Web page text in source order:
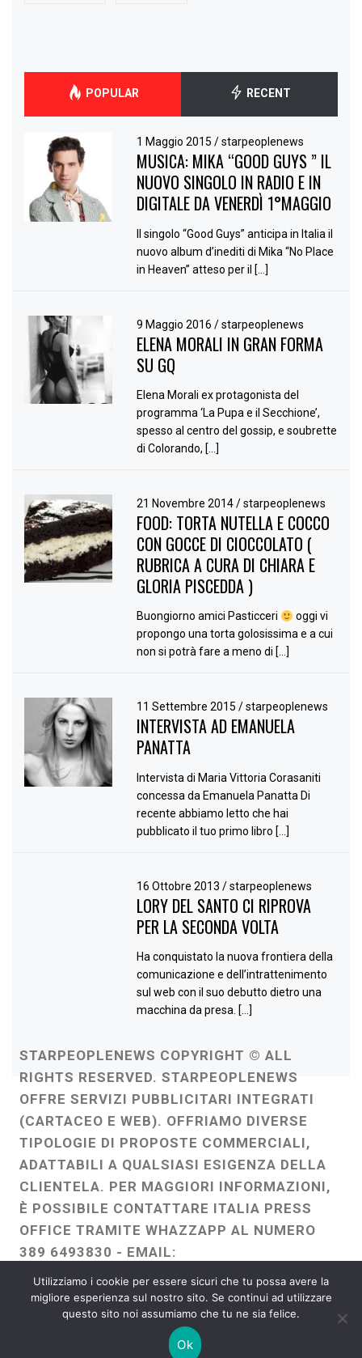
POPULAR RECENT
1 Maggio 2015/ starpeoplenews
MUSICA: MIKA “GOOD GUYS ” IL
NUOVO SINGOLO IN RADIO E IN
DIGITALE DA VENERDÌ 1°MAGGIO
Il singolo “Good Guys” anticipa in Italia il
nuovo album d’inediti di Mika “No Place
in Heaven” atteso per il […]
9 Maggio 2016/ starpeoplenews
ELENA MORALI IN GRAN FORMA
SU GQ
Elena Morali ex protagonista del
programma ‘La Pupa e il Secchione’,
spesso al centro del gossip, e soubrette
di Colorando, […]
21 Novembre 2014/ starpeoplenews
FOOD: TORTA NUTELLA E COCCO
CON GOCCE DI CIOCCOLATO (
RUBRICA A CURA DI CHIARA E
GLORIA PISCEDDA )
Buongiorno amici Pasticceri
oggi vi
propongo una torta golosissima e a cui
non si potrà fare a meno di […]
11 Settembre 2015/ starpeoplenews
INTERVISTA AD EMANUELA
PANATTA
Intervista di Maria Vittoria Corasaniti
concessa da Emanuela Panatta Di
recente abbiamo letto che hai
pubblicato il tuo primo libro […]
16 Ottobre 2013/ starpeoplenews
LORY DEL SANTO CI RIPROVA
PER LA SECONDA VOLTA
Ha conquistato la nuova frontiera della
comunicazione e dell’intrattenimento
sul web con il suo debutto dietro una
macchina da presa. […]
STARPEOPLENEWS COPYRIGHT © ALL
RIGHTS RESERVED. STARPEOPLENEWS
OFFRE SERVIZI PUBBLICITARI INTEGRATI
(CARTACEO E WEB). OFFRIAMO DIVERSE
TIPOLOGIE DI PROPOSTE COMMERCIALI,
ADATTABILI A QUALSIASI ESIGENZA DELLA
CLIENTELA. PER MAGGIORI INFORMAZIONI,
È POSSIBILE CONTATTARE ITALIA PRESS
OFFICE TRAMITE WHAZZAPP AL NUMERO
389 6493830 - EMAIL:
ITALIAPRESSOFFICE@GMAIL.COM
WEBMASTER :FRANCESCO GENTILE
FREELANCE
Utilizziamo i cookie per essere sicuri che tu possa avere la
migliore esperienza sul nostro sito. Se continui ad utilizzare
questo sito noi assumiamo che tu ne sia felice.
Ok